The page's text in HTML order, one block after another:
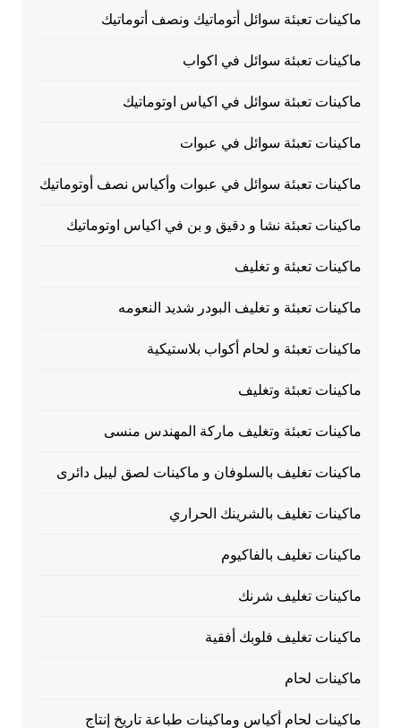
ماكينات تعبئة سوائل أتوماتيك ونصف أتوماتيك
ماكينات تعبئة سوائل في اكواب
ماكينات تعبئة سوائل في اكياس اوتوماتيك
ماكينات تعبئة سوائل في عبوات
ماكينات تعبئة سوائل في عبوات وأكياس نصف أوتوماتيك
ماكينات تعبئة نشا و دقيق و بن في اكياس اوتوماتيك
ماكينات تعبئة و تغليف
ماكينات تعبئة و تغليف البودر شديد النعومه
ماكينات تعبئة و لحام أكواب بلاستيكية
ماكينات تعبئة وتغليف
ماكينات تعبئة وتغليف ماركة المهندس منسى
ماكينات تغليف بالسلوفان و ماكينات لصق ليبل دائرى
ماكينات تغليف بالشرينك الحراري
ماكينات تغليف بالفاكيوم
ماكينات تغليف شرنك
ماكينات تغليف فلوبك أفقية
ماكينات لحام
ماكينات لحام أكياس وماكينات طباعة تاريخ إنتاج